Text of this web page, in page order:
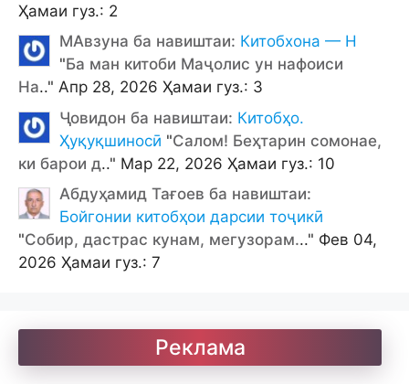
Ҳамаи гуз.: 2
МАвзуна ба навиштаи: Китобхона — Н
"Ба ман китоби Маҷолис ун нафоиси
На.." Апр 28, 2026 Ҳамаи гуз.: 3
Ҷовидон ба навиштаи: Китобҳо.
Ҳуқуқшиносӣ "Салом! Беҳтарин сомонае,
ки барои д.." Мар 22, 2026 Ҳамаи гуз.: 10
Абдуҳамид Тағоев ба навиштаи:
Бойгонии китобҳои дарсии тоҷикӣ
"Собир, дастрас кунам, мегузорам..." Фев 04,
2026 Ҳамаи гуз.: 7
Реклама